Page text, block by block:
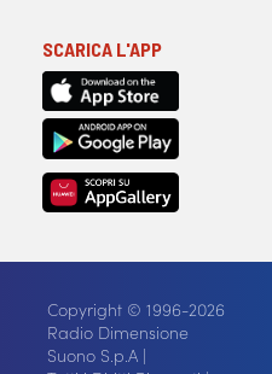
SCARICA L'APP
Copyright © 1996-2026
Radio Dimensione
Suono S.p.A |